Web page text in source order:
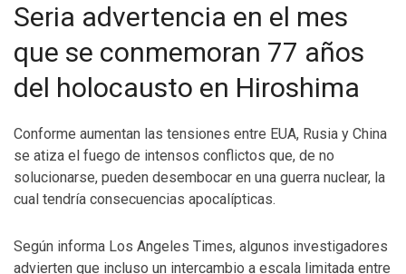
Seria advertencia en el mes
que se conmemoran 77 años
del holocausto en Hiroshima
Conforme aumentan las tensiones entre EUA, Rusia y China
se atiza el fuego de intensos conflictos que, de no
solucionarse, pueden desembocar en una guerra nuclear, la
cual tendría consecuencias apocalípticas.
Según informa Los Angeles Times, algunos investigadores
advierten que incluso un intercambio a escala limitada entre